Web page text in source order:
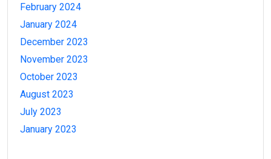
February 2024
January 2024
December 2023
November 2023
October 2023
August 2023
July 2023
January 2023